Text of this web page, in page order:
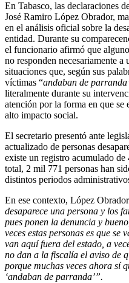
En Tabasco, las declaraciones
José Ramiro López Obrador,
en el análisis oficial sobre la
entidad. Durante su
el funcionario afirmó que
no responden necesariamente a
situaciones que, según sus
víctimas “andaban de
literalmente durante su
atención por la forma en que
alto impacto social.
El secretario presentó ante
actualizado de personas
existe un registro acumulado de
total, 2 mil 771 personas han
distintos periodos
En ese contexto, López
desaparece una persona y los
pues ponen la denuncia y
veces estas personas es que se
van aquí fuera del estado, a
no dan a la fiscalía el aviso de
porque muchas veces ahora sí
‘andaban de parranda’”.